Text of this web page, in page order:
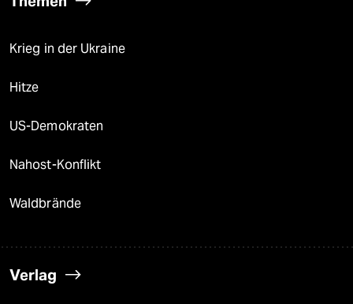
Krieg in der Ukraine
Hitze
US-Demokraten
Nahost-Konflikt
Waldbrände
Verlag